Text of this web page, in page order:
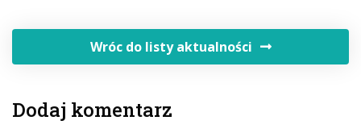
Wróc do listy aktualności
Dodaj komentarz